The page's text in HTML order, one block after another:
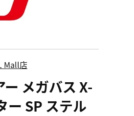
Mall店
メガバス X-
ー SP ステル